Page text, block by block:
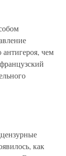
чем
как